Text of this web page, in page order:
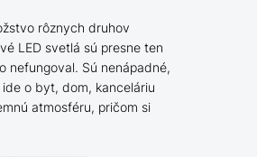
rôznych druhov
LED svetlá sú presne ten
nefungoval. Sú nenápadné,
o byt, dom, kanceláriu
atmosféru, pričom si